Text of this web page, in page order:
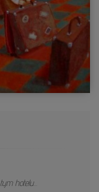
hotelu...